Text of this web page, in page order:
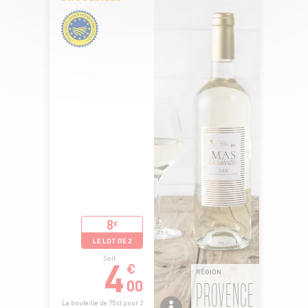
8€
LE LOT DE 2
Soit
4 €
00
La bouteille de 75 cl pour 2
RÉGION
PROVENCE